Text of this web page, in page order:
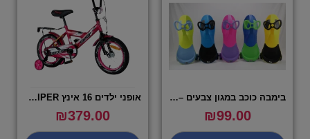
בימבה כוכב במגון צבעים – VIPER
₪99.00
אופני ילדים 16 אינץ VIPER – במגוון צבעים
₪379.00